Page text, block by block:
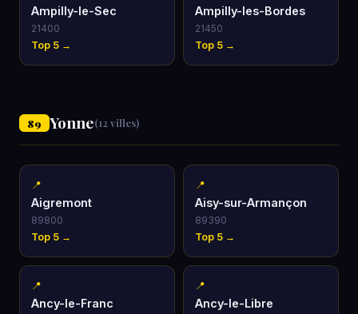
Ampilly-le-Sec
21400
Top 5 →
Ampilly-les-Bordes
21450
Top 5 →
89 Yonne(12 villes)
📍
Aigremont
89800
Top 5 →
📍
Aisy-sur-Armançon
89390
Top 5 →
📍
Ancy-le-Franc
📍
Ancy-le-Libre